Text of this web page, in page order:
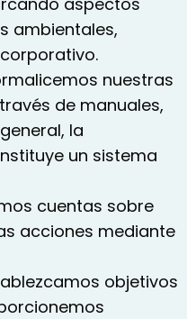
ambientales,
nuestras
de manuales,
la
un sistema
cuentas sobre
acciones mediante
objetivos